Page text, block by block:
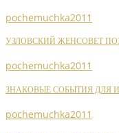
pochemuchka2011
УЗЛОВСКИЙ ЖЕНСОВЕТ
pochemuchka2011
ЗНАКОВЫЕ СОБЫТИЯ ДЛЯ
pochemuchka2011